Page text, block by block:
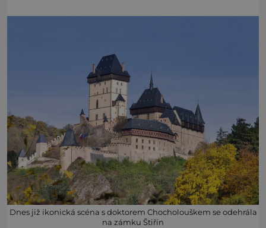
Dnes již ikonická scéna s doktorem Chocholouškem se odehrála
na zámku Štiřín